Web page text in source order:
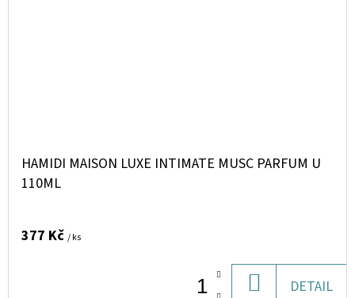
HAMIDI MAISON LUXE INTIMATE MUSC PARFUM U
110ML
377 Kč / ks
DETAIL